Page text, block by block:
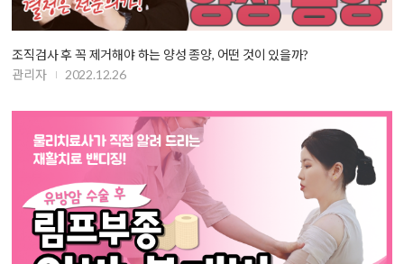
조직검사 후 꼭 제거해야 하는 양성 종양, 어떤 것이 있을까?
관리자
2022.12.26